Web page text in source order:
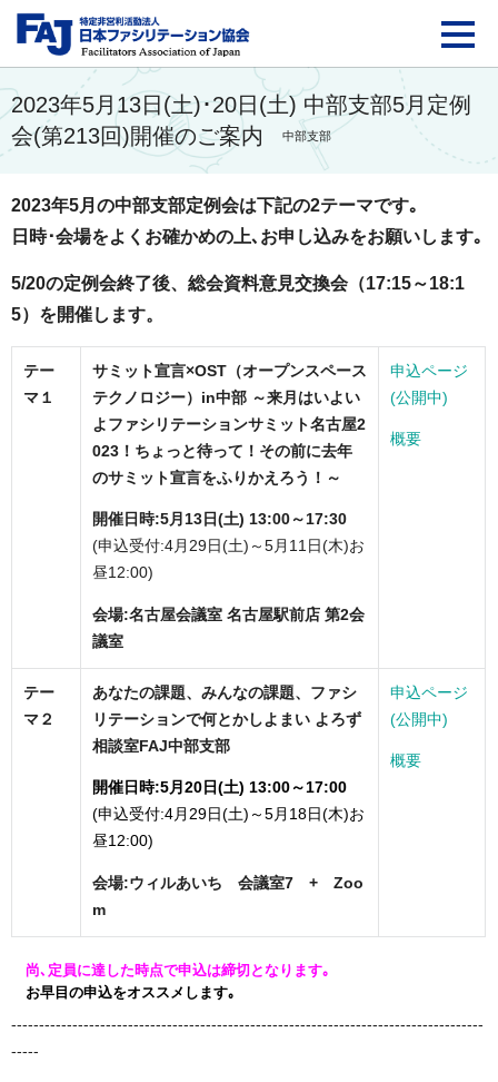
FAJ：特定非営利活動
2023年5月13日(土)･20日(土) 中部支部5月定例
会(第213回)開催のご案内
中部支部
2023年5月の中部支部定例会は下記の2テーマです｡
日時･会場をよくお確かめの上､お申し込みをお願いします｡
5/20の定例会終了後、総会資料意見交換会（17:15～18:1
5）を開催します。
テー
マ１
サミット宣言×OST（オープンスペース
テクノロジー）in中部 ～来月はいよい
よファシリテーションサミット名古屋2
023！ちょっと待って！その前に去年
のサミット宣言をふりかえろう！～
開催日時:5月13日(土) 13:00～17:30
(申込受付:4月29日(土)～5月11日(木)お
昼12:00)
会場:名古屋会議室 名古屋駅前店 第2会
議室
申込ページ
(公開中)
概要
テー
マ２
あなたの課題、みんなの課題、ファシ
リテーションで何とかしよまい よろず
相談室FAJ中部支部
開催日時:5月20日(土) 13:00～17:00
(申込受付:4月29日(土)～5月18日(木)お
昼12:00)
会場:ウィルあいち 会議室7 + Zoo
m
申込ページ
(公開中)
概要
尚､定員に達した時点で申込は締切となります｡
お早目の申込をオススメします｡
-------------------------------------------------------------------------------------
-----